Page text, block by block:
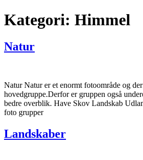
Kategori: Himmel
Natur
Natur Natur er et enormt fotoområde og
hovedgruppe.Derfor er gruppen også
bedre overblik. Have Skov Landskab
foto grupper
Landskaber